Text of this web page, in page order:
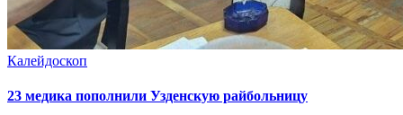
Калейдоскоп
23 медика пополнили Узденскую райбольницу